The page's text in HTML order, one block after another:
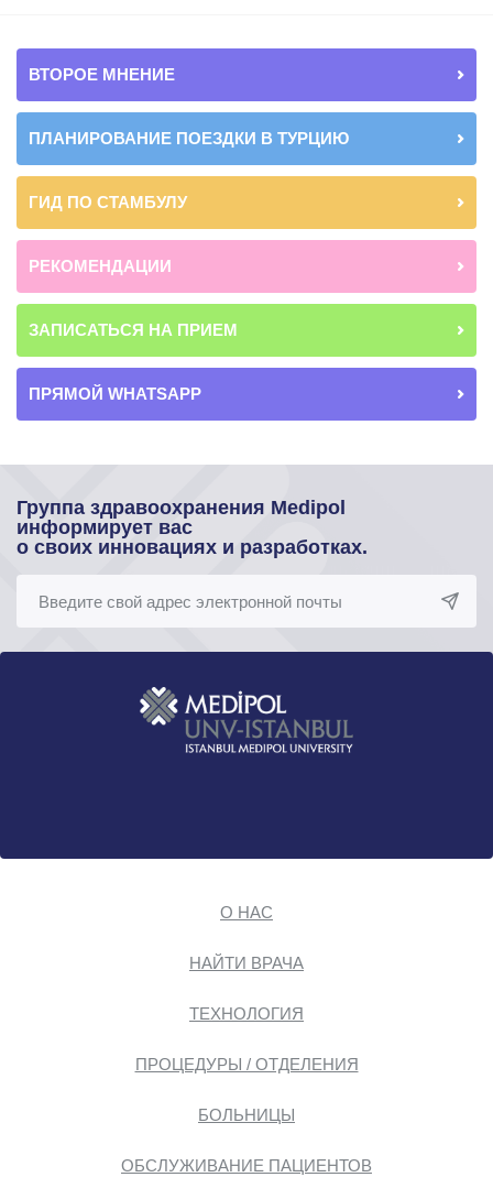
ВТОРОЕ МНЕНИЕ
ПЛАНИРОВАНИЕ ПОЕЗДКИ В ТУРЦИЮ
ГИД ПО СТАМБУЛУ
РЕКОМЕНДАЦИИ
ЗАПИСАТЬСЯ НА ПРИЕМ
ПРЯМОЙ WHATSAPP
Группа здравоохранения Medipol
информирует вас
о своих инновациях и разработках.
О НАС
НАЙТИ ВРАЧА
ТЕХНОЛОГИЯ
ПРОЦЕДУРЫ / ОТДЕЛЕНИЯ
БОЛЬНИЦЫ
ОБСЛУЖИВАНИЕ ПАЦИЕНТОВ